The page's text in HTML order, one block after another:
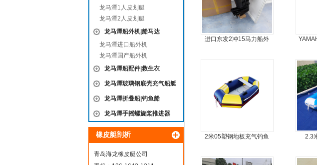
龙马潭1人皮划艇
龙马潭2人皮划艇
龙马潭船外机|船马达
龙马潭进口船外机
龙马潭国产船外机
龙马潭船配件|救生衣
龙马潭玻璃钢底壳充气船艇
龙马潭折叠船|钓鱼船
龙马潭手摇螺旋桨推进器
橡皮艇剖析
青岛海龙橡皮艇公司
进口东发2冲15马力船外
2米05塑钢地板充气钓鱼
2.3